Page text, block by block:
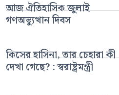
আজ ঐতিহাসিক জুলাই
গণঅভ্যুত্থান দিবস
কিসের হাসিনা, তার চেহারা কী
দেখা গেছে? : স্বরাষ্ট্রমন্ত্রী